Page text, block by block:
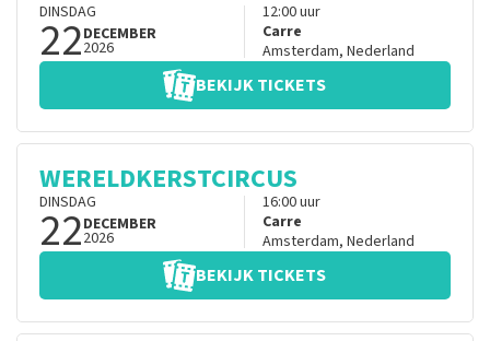
DINSDAG
22DECEMBER
2026
12:00uur
Carre
Amsterdam, Nederland
BEKIJK TICKETS
WERELDKERSTCIRCUS
DINSDAG
22DECEMBER
2026
16:00uur
Carre
Amsterdam, Nederland
BEKIJK TICKETS